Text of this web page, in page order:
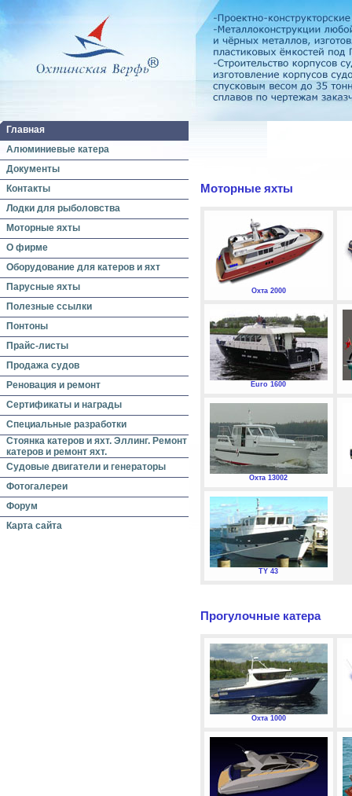
Главная
Алюминиевые катера
Документы
Контакты
Лодки для рыболовства
Моторные яхты
О фирме
Оборудование для катеров и яхт
Парусные яхты
Полезные ссылки
Понтоны
Прайс-листы
Продажа судов
Реновация и ремонт
Сертификаты и награды
Специальные разработки
Стоянка катеров и яхт. Эллинг. Ремонт
катеров и ремонт яхт.
Судовые двигатели и генераторы
Фотогалереи
Форум
Карта сайта
Моторные яхты
Охта 2000
Euro 1600
Охта 13002
TY 43
Прогулочные катера
Охта 1000